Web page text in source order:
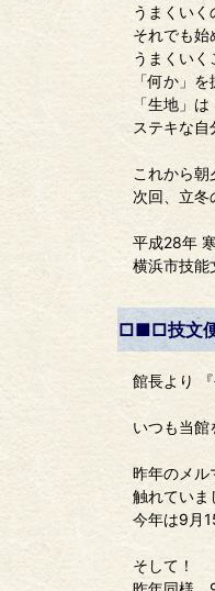
うまくいく
それでも始
うまくいく
「何か」
「生地」
ステキな自
これから朝
次回、立冬
平成28年
横浜市技能
□■□技文
館長より 『
いつも当館
昨年のメル
触れていま
今年は9月
そして！